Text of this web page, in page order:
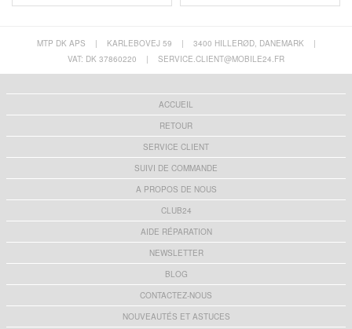
MTP DK APS | KARLEBOVEJ 59 | 3400 HILLERØD, DANEMARK
|
VAT: DK 37860220
| SERVICE.CLIENT@MOBILE24.FR
ACCUEIL
RETOUR
SERVICE CLIENT
SUIVI DE COMMANDE
A PROPOS DE NOUS
CLUB24
AIDE RÉPARATION
NEWSLETTER
BLOG
CONTACTEZ-NOUS
NOUVEAUTÉS ET ASTUCES